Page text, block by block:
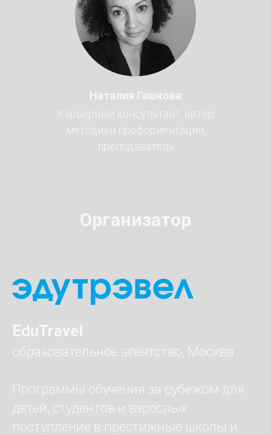
Наталия Гашкова
Карьерный консультант, автор
методики профориентации,
преподаватель
Организатор
EduTravel
образовательное агентство, Москва
Программы обучения за рубежом для
детей, студентов и взрослых:
поступление в престижные школы и